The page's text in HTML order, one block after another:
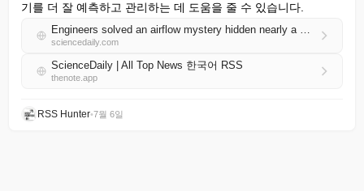
기를 더 잘 예측하고 관리하는 데 도움을 줄 수 있습니다.
Engineers solved an airflow mystery hidden nearly a mile underground
sciencedaily.com
ScienceDaily | All Top News 한국어 RSS
thenote.app
RSS Hunter•7월 6일